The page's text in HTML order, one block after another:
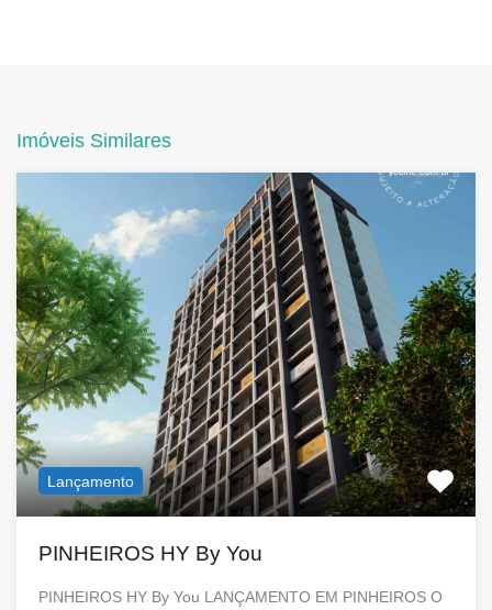
Imóveis Similares
Lançamento
PINHEIROS HY By You
PINHEIROS HY By You LANÇAMENTO EM PINHEIROS O